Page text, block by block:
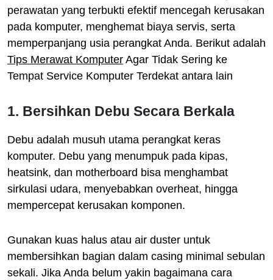
perawatan yang terbukti efektif mencegah kerusakan
pada komputer, menghemat biaya servis, serta
memperpanjang usia perangkat Anda. Berikut adalah
Tips Merawat Komputer Agar Tidak Sering ke
Tempat Service Komputer Terdekat antara lain
1. Bersihkan Debu Secara Berkala
Debu adalah musuh utama perangkat keras
komputer. Debu yang menumpuk pada kipas,
heatsink, dan motherboard bisa menghambat
sirkulasi udara, menyebabkan overheat, hingga
mempercepat kerusakan komponen.
Gunakan kuas halus atau air duster untuk
membersihkan bagian dalam casing minimal sebulan
sekali. Jika Anda belum yakin bagaimana cara